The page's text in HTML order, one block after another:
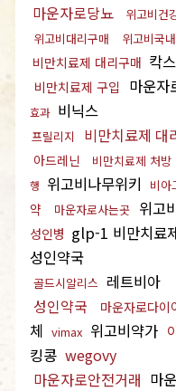
마운자로당뇨
위고비건
위고비대리구매 위고비국
비만치료제 대리구매 칵
비만치료제 구입 마운자
효과 비닉스
프릴리지 비만치료제 대
아드레닌 비만치료제 처방
행 위고비나무위키 비아
약
마운자로사는곳 위고
성인병 glp-1 비만치료
성인약국
골드시알리스 레트비아
성인약국
마운자로다이
체 vimax 위고비약가
킹콩 wegovy
마운자로안전거래 마